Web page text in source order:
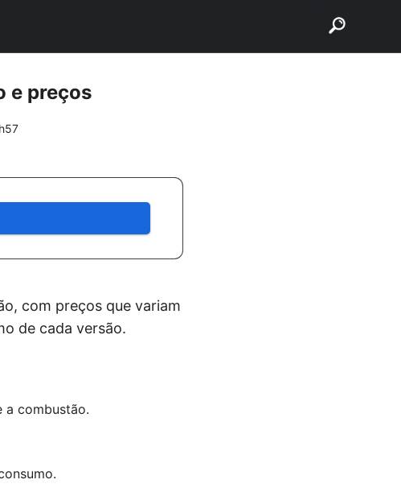
e preços
com preços que variam
de cada versão.
a combustão.